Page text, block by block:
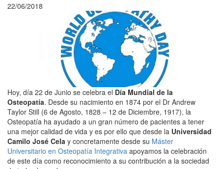
22/06/2018
Hoy, día 22 de Junio se celebra el Día Mundial de la
Osteopatía. Desde su nacimiento en 1874 por el Dr Andrew
Taylor Still (6 de Agosto, 1828 – 12 de Diciembre, 1917), la
Osteopatía ha ayudado a un gran número de pacientes a tener
una mejor calidad de vida y es por ello que desde la Universidad
Camilo José Cela y concretamente desde su Máster
Universitario en Osteopatía Integrativa apoyamos la celebración
de este día como reconocimiento a su contribución a la sociedad